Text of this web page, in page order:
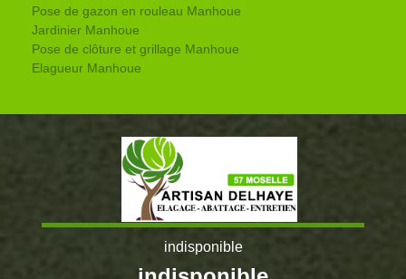
Pose de gazon en rouleau Manhoue
Jardinier Manhoue
Pose de clôture et grillage Manhoue
Elagueur Manhoue
indisponible